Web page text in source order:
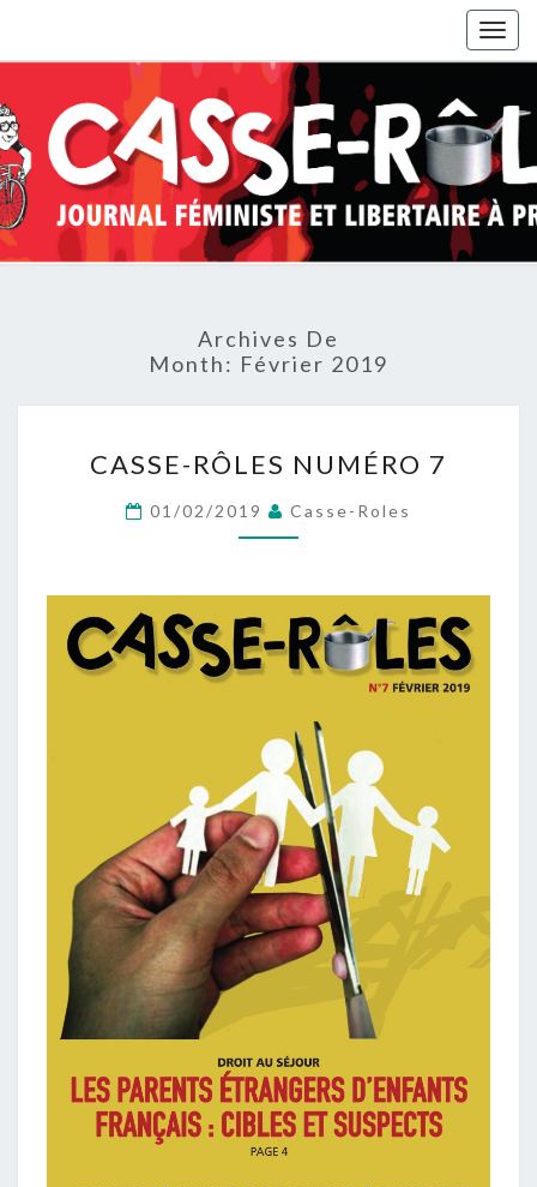
Archives De
Month: Février 2019
RÔLES
NUMÉRO
7
CASSE-RÔLES NUMÉRO 7
01/02/2019 Casse-Roles